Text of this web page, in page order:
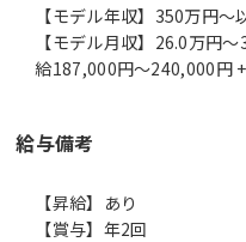
【モデル年収】350万円〜
【モデル月収】26.0万円
給187,000円～240,000円
給与備考
【昇給】あり
【賞与】年2回